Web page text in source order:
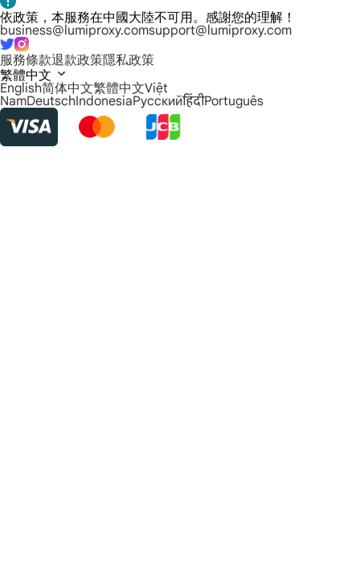
依政策，本服務在中國大陸不可用。感謝您的理解！
business@lumiproxy.comsupport@lumiproxy.com
服務條款退款政策隱私政策
繁體中文
English简体中文繁體中文Việt
NamDeutschIndonesiaРусскийहिंदीPortuguês